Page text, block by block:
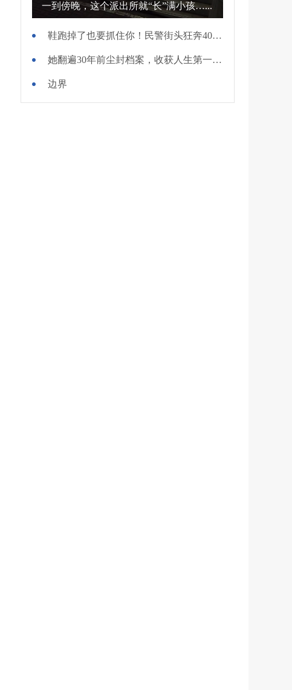
一到傍晚，这个派出所就“长”满小孩…...
鞋跑掉了也要抓住你！民警街头狂奔400米擒贼
她翻遍30年前尘封档案，收获人生第一面锦旗
边界